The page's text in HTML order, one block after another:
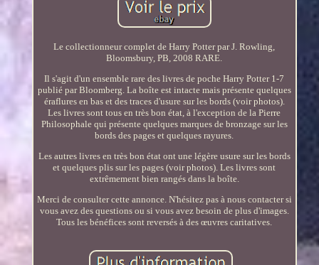
Le collectionneur complet de Harry Potter par J. Rowling,
Bloomsbury, PB, 2008 RARE.
Il s'agit d'un ensemble rare des livres de poche Harry Potter 1-7
publié par Bloomberg. La boîte est intacte mais présente quelques
éraflures en bas et des traces d'usure sur les bords (voir photos).
Les livres sont tous en très bon état, à l'exception de la Pierre
Philosophale qui présente quelques marques de bronzage sur les
bords des pages et quelques rayures.
Les autres livres en très bon état ont une légère usure sur les bords
et quelques plis sur les pages (voir photos). Les livres sont
extrêmement bien rangés dans la boîte.
Merci de consulter cette annonce. N'hésitez pas à nous contacter si
vous avez des questions ou si vous avez besoin de plus d'images.
Tous les bénéfices sont reversés à des œuvres caritatives.